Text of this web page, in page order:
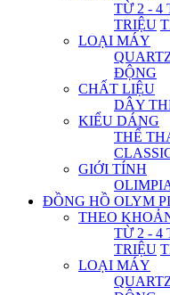
TỪ 2 - 4
TRIỆU
LOẠI MÁY
ĐỘNG
CHẤT LIỆU
DÂY
KIỂU DÁNG
THỂ
GIỚI TÍNH
ĐỒNG HỒ OLYM
THEO
TỪ 2 - 4
TRIỆU
LOẠI MÁY